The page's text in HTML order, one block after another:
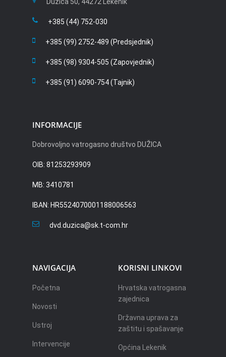
Dužica 50, 44272 Lekenik
+385 (44) 752-030
+385 (99) 2752-489 (Predsjednik)
+385 (98) 9304-505 (Zapovjednik)
+385 (91) 6090-754 (Tajnik)
INFORMACIJE
Dobrovoljno vatrogasno društvo DUŽICA
OIB: 81253293909
MB: 3410781
IBAN: HR5524070001188006563
dvd.duzica@sk.t-com.hr
NAVIGACIJA
Početna
Novosti
Ustroj
Intervencije
KORISNI LINKOVI
Hrvatska vatrogasna
zajednica
Državna uprava za
zaštitu i spašavanje
Općina Lekenik